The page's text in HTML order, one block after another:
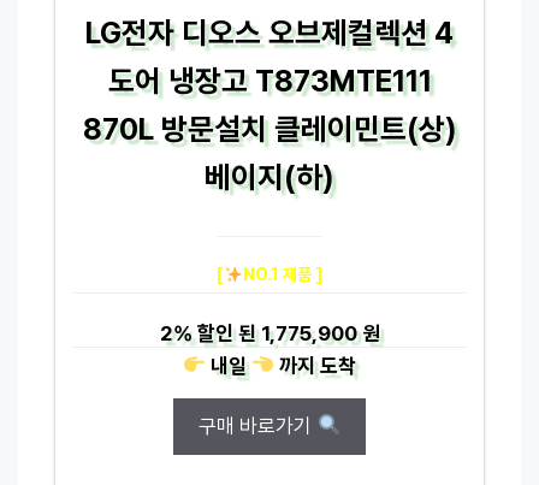
LG전자 디오스 오브제컬렉션 4
도어 냉장고 T873MTE111
870L 방문설치 클레이민트(상)
베이지(하)
[ NO.1 제품 ]
2%할인 된1,775,900 원
내일
까지도착
구매 바로가기